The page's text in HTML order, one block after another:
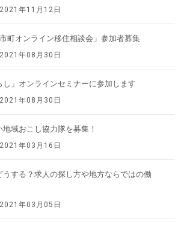
2021年11月12日
町オンライン移住相談会」参加者募集
2021年08月30日
」オンラインセミナーに参加します
2021年08月30日
地域おこし協力隊を募集！
2021年03月16日
する？求人の探し方や地方ならではの働
2021年03月05日